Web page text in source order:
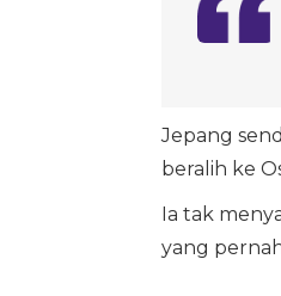
Jepang
beralih ke
Ia tak
yang